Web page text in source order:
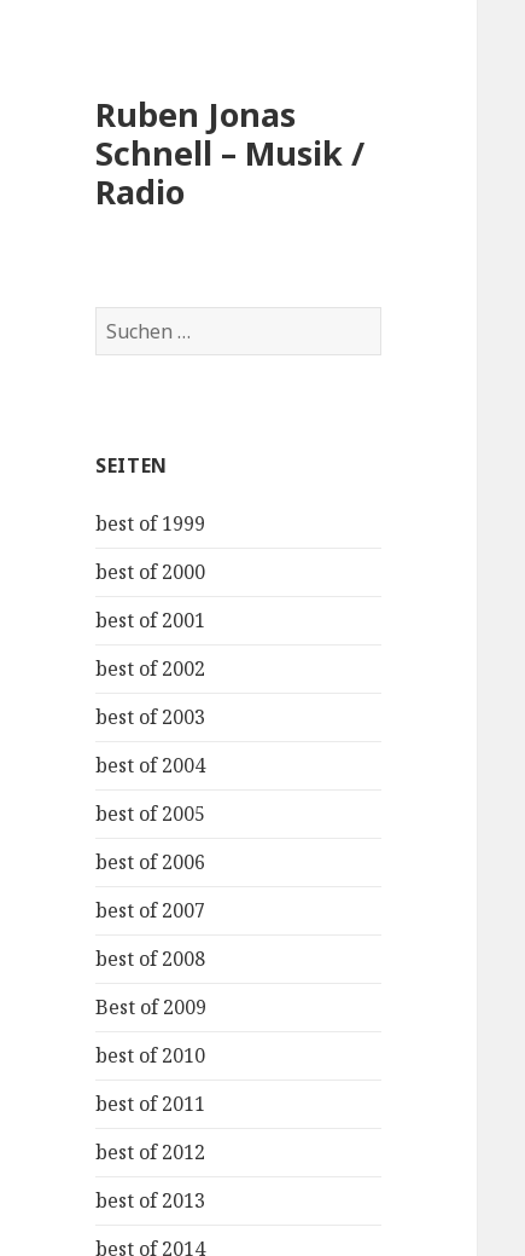
Ruben Jonas
Schnell – Musik /
Radio
Suche
nach:
SEITEN
best of 1999
best of 2000
best of 2001
best of 2002
best of 2003
best of 2004
best of 2005
best of 2006
best of 2007
best of 2008
Best of 2009
best of 2010
best of 2011
best of 2012
best of 2013
best of 2014